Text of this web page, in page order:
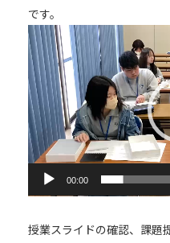
です。
動
画
プ
レ
ー
ヤ
00:00
授業スライドの確認、課題